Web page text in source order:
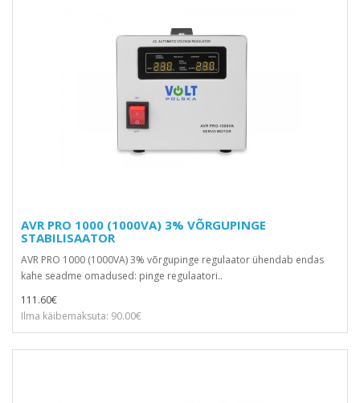
AVR PRO 1000 (1000VA) 3% VÕRGUPINGE
STABILISAATOR
AVR PRO 1000 (1000VA) 3% võrgupinge regulaator ühendab endas
kahe seadme omadused: pinge regulaatori..
111.60€
Ilma käibemaksuta: 90.00€